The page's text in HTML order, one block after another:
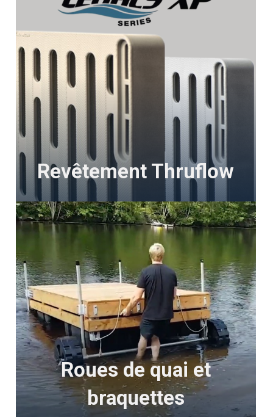
Revêtement Thruflow
Roues de quai et
braquettes